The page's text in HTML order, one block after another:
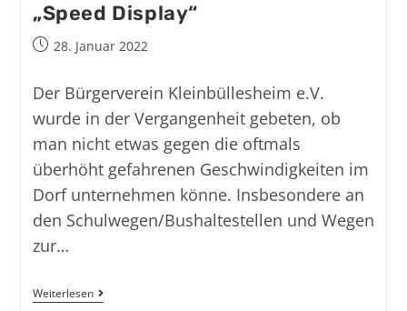
„Speed Display“
28. Januar 2022
Der Bürgerverein Kleinbüllesheim e.V.
wurde in der Vergangenheit gebeten, ob
man nicht etwas gegen die oftmals
überhöht gefahrenen Geschwindigkeiten im
Dorf unternehmen könne. Insbesondere an
den Schulwegen/Bushaltestellen und Wegen
zur…
Weiterlesen